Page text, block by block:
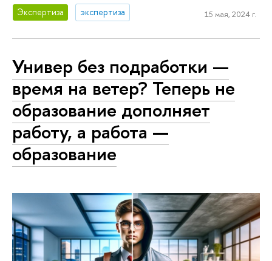
Экспертиза экспертиза 15 мая, 2024 г.
Универ без подработки —
время на ветер? Теперь не
образование дополняет
работу, а работа —
образование